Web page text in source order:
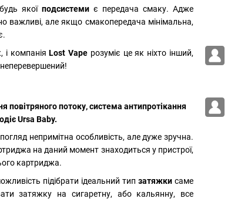
якої подсистеми є передача смаку. Адже
важливі, але якщо смакопередача мінімальна,
і компаніяLost Vape розуміє це як ніхто інший,
потоку, система антипротікання
Ursa Baby.
непримітна особливість, але дуже зручна.
на даний момент знаходиться у пристрої,
картриджа.
підібрати ідеальний тип затяжки саме
затяжку на сигаретну, або кальянну, все